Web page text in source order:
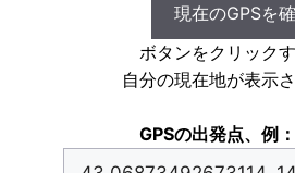
現在のGPSを
ボタンをクリックす
自分の現在地が表示さ
GPSの出発点、例